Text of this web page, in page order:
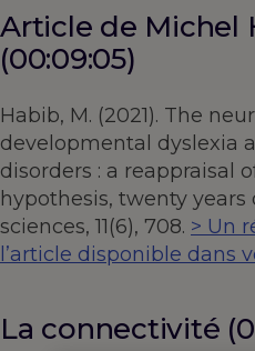
Article de Michel
(00:09:05)
Habib, M. (2021). The
developmental dyslexia
disorders : a reappraisal
hypothesis, twenty years
sciences, 11(6), 708. > Un
l’article disponible dans
La connectivité